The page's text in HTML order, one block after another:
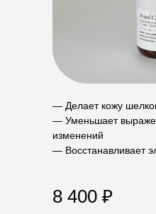
— Делает кожу
— Уменьшает
изменений
— Восстанавливает
8 400 ₽